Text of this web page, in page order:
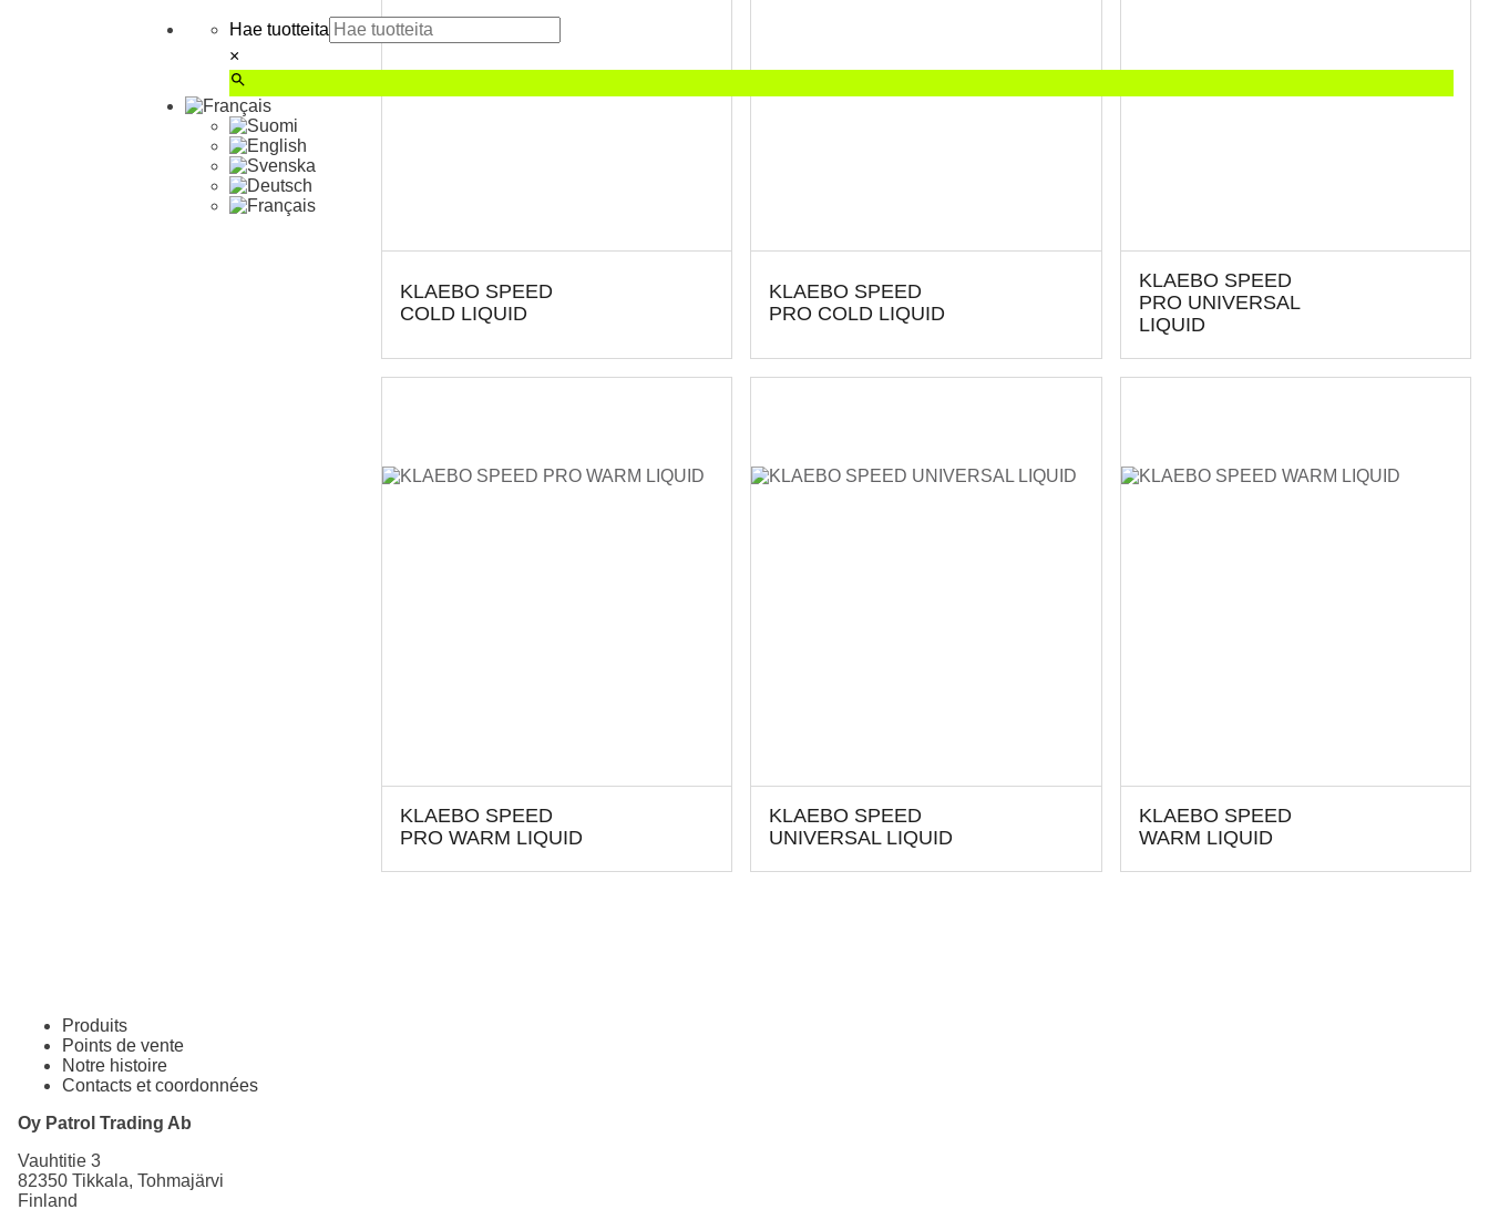
Hae tuotteita
×
KLAEBO SPEED
COLD LIQUID
KLAEBO SPEED
PRO COLD LIQUID
KLAEBO SPEED
PRO UNIVERSAL
LIQUID
KLAEBO SPEED
PRO WARM LIQUID
KLAEBO SPEED
UNIVERSAL LIQUID
KLAEBO SPEED
WARM LIQUID
Produits
Points de vente
Notre histoire
Contacts et coordonnées
Oy Patrol Trading Ab
Vauhtitie 3
82350 Tikkala, Tohmajärvi
Finland